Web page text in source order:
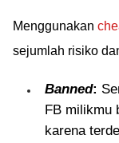
Menggunakan
sejumlah risiko
Banned:
FB milikmu
karena